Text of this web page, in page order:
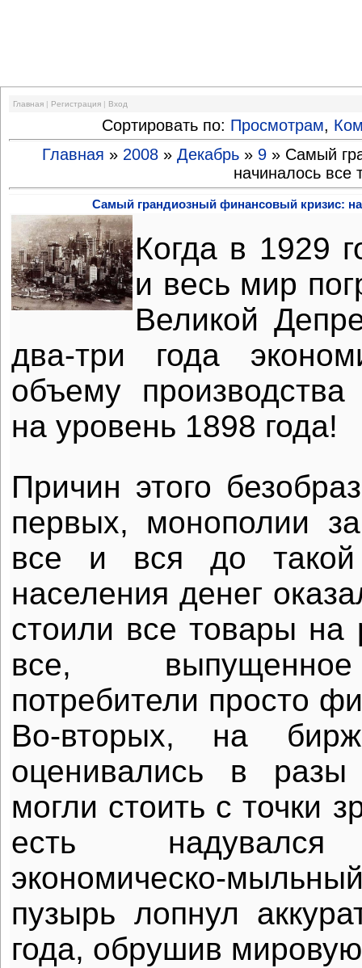
Главная | Регистрация | Вход
Сортировать по: Просмотрам,
Главная » 2008 » Декабрь » 9 » Самый
начиналось все
Самый грандиозный финансовый кризис:
Когда в 1929
и весь мир
Великой
два-три года
объему
на уровень 1898 года!
Причин этого
первых, монополии
все и вся до
населения денег
стоили все товары на
все,
потребители просто
Во-вторых, на
оценивались в
могли стоить с точки
есть надувался
экономическо-
пузырь лопнул
года, обрушив